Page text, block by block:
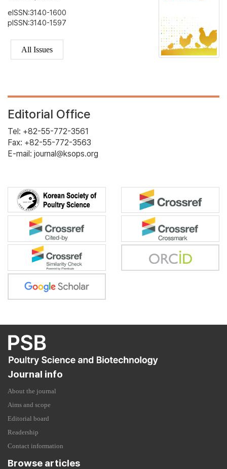
eISSN:3140-1600
pISSN:3140-1597
All Issues
Editorial Office
Tel: +82-55-772-3561
Fax: +82-55-772-3563
E-mail: journal@ksops.org
Journal info
About the journal
Aims and scope
Editorial board
Readership
Contact information
Browse articles